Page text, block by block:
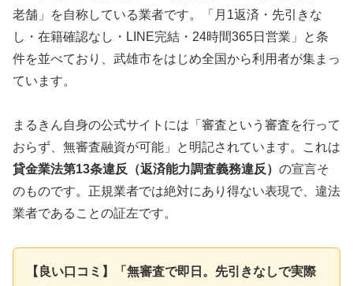
老舗」を自称している業者です。「月1返済・先引きな
し・在籍確認なし・LINE完結・24時間365日営業」と条
件を並べており、武雄市をはじめ全国から利用者が集まっ
ています。
まるきん自身の公式サイトには「審査という審査を行って
おらず、無審査融資が可能」と明記されています。これは
貸金業法第13条違反（返済能力調査義務違反） の宣言そ
のものです。正規業者では絶対にあり得ない表現で、違法
業者であることの証左です。
【良い口コミ】「無審査で即日。先引きなしで実際